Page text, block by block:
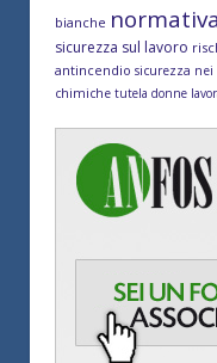
bianche
sicurezza sul lavoro
antincendio sicurezza
chimiche tutela donne